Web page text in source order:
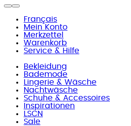
Français
Mein Konto
Merkzettel
Warenkorb
Service & Hilfe
Bekleidung
Bademode
Lingerie & Wäsche
Nachtwäsche
Schuhe & Accessoires
Inspirationen
LSCN
Sale